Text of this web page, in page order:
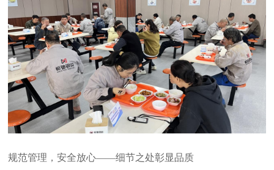
规范管理，安全放心——细节之处彰显品质